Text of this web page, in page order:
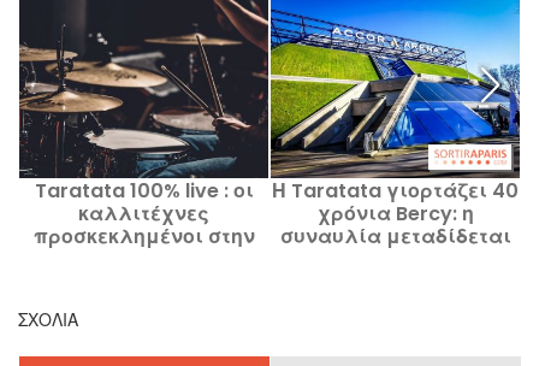
Taratata 100% live : οι
καλλιτέχνες
προσκεκλημένοι στην
Απριλίου 2026
Η Taratata γιορτάζει 40
χρόνια Bercy: η
συναυλία μεταδίδεται
ΣΧΌΛΙΑ